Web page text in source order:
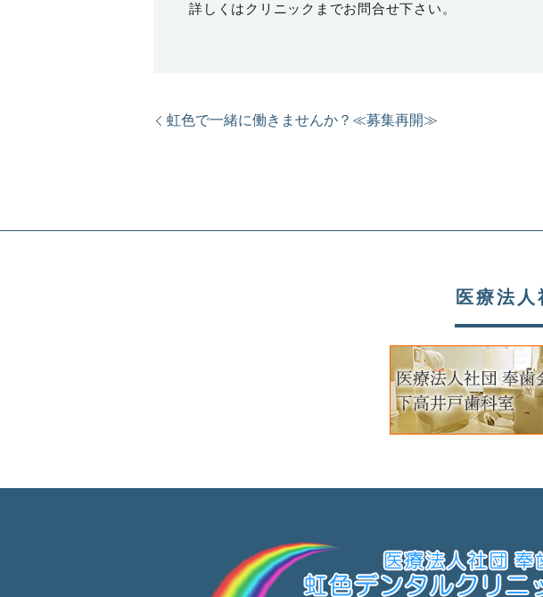
詳しくはクリニックまでお問合せ下さい。
虹色で一緒に働きませんか？≪募集再開≫
医療法